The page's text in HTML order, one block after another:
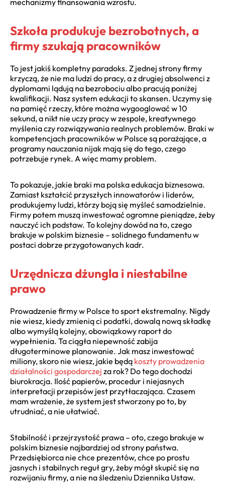
Szkoła produkuje bezrobotnych, a
firmy szukają pracowników
To jest jakiś kompletny paradoks. Z jednej strony firmy
krzyczą, że nie ma ludzi do pracy, a z drugiej absolwenci z
dyplomami lądują na bezrobociu albo pracują poniżej
kwalifikacji. Nasz system edukacji to skansen. Uczymy się
na pamięć rzeczy, które można wygooglować w 10
sekund, a nikt nie uczy pracy w zespole, kreatywnego
myślenia czy rozwiązywania realnych problemów. Braki w
kompetencjach pracowników w Polsce są porażające, a
programy nauczania nijak mają się do tego, czego
potrzebuje rynek. A więc mamy problem.
To pokazuje, jakie braki ma polska edukacja biznesowa.
Zamiast kształcić przyszłych innowatorów i liderów,
produkujemy ludzi, którzy boją się myśleć samodzielnie.
Firmy potem muszą inwestować ogromne pieniądze, żeby
nauczyć ich podstaw. To kolejny dowód na to, czego
brakuje w polskim biznesie – solidnego fundamentu w
postaci dobrze przygotowanych kadr.
Urzędnicza dżungla i niestabilne
prawo
Prowadzenie firmy w Polsce to sport ekstremalny. Nigdy
nie wiesz, kiedy zmienią ci podatki, dowalą nową składkę
albo wymyślą kolejny, obowiązkowy raport do
wypełnienia. Ta ciągła niepewność zabija
długoterminowe planowanie. Jak masz inwestować
miliony, skoro nie wiesz, jakie będą koszty prowadzenia
działalności gospodarczej za rok? Do tego dochodzi
biurokracja. Ilość papierów, procedur i niejasnych
interpretacji przepisów jest przytłaczająca. Czasem
mam wrażenie, że system jest stworzony po to, by
utrudniać, a nie ułatwiać.
Stabilność i przejrzystość prawa – oto, czego brakuje w
polskim biznesie najbardziej od strony państwa.
Przedsiębiorca nie chce prezentów, chce po prostu
jasnych i stabilnych reguł gry, żeby mógł skupić się na
rozwijaniu firmy, a nie na śledzeniu Dziennika Ustaw.